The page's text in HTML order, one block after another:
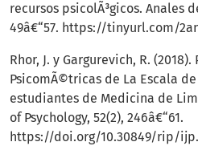
recursos psicolÃ³gicos. Anales
49â€“57. https://tinyurl.com/
Rhor, J. y Gargurevich, R.
PsicomÃ©tricas de La Escala
estudiantes de Medicina de
of Psychology, 52(2), 246â€“61.
https://doi.org/10.30849/rip/